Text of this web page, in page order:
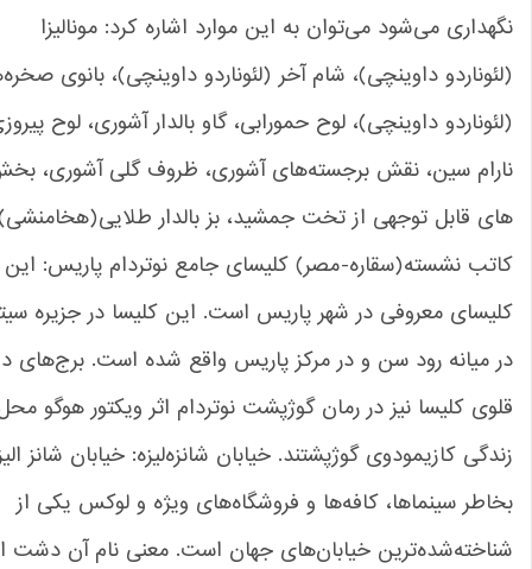
می‌شود می‌توان به این موارد اشاره کرد: مونالیزا
داوینچی)، شام آخر (لئوناردو داوینچی)، بانوی صخره‌ها
داوینچی)، لوح حمورابی، گاو بالدار آشوری، لوح پیروزی
سین، نقش برجسته‌های آشوری، ظروف گلی آشوری، بخش
قابل توجهی از تخت جمشید، بز بالدار طلایی(هخامنشی)،
نشسته(سقاره-مصر) کلیسای جامع نوتردام پاریس: این بنا
معروفی در شهر پاریس است. این کلیسا در جزیره سیته
میانه رود سن و در مرکز پاریس واقع شده است. برج‌های دو
کلیسا نیز در رمان گوژپشت نوتردام اثر ویکتور هوگو محل
کازیمودوی گوژپشتند. خیابان شانزه‌لیزه: خیابان شانز الیزه
سینماها، کافه‌ها و فروشگاه‌های ویژه و لوکس یکی از
خیابان‌های جهان است. معنی نام آن دشت الیزه